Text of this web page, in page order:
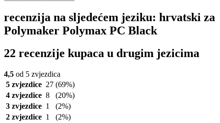
recenzija na sljedećem jeziku: hrvatski za
Polymaker Polymax PC Black
22 recenzije kupaca u drugim jezicima
4,5 od 5 zvjezdica
5 zvjezdice 27 (69%)
4 zvjezdice 8
(20%)
3 zvjezdice 1
(2%)
2 zvjezdice 1
(2%)